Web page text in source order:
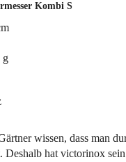
Kombi S
g
wissen, dass man
Deshalb hat victorinox